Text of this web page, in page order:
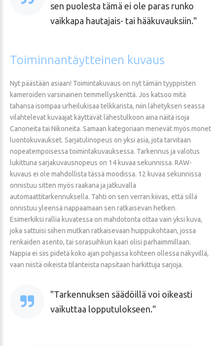
sen puolesta tämä ei ole paras runko
vaikkapa hautajais- tai hääkuvauksiin.
Toiminnantäytteinen kuvaus
Nyt päästään asiaan! Toimintakuvaus on nyt tämän tyyppisten
kameroiden varsinainen temmellyskenttä. Jos katsoo mitä
tahansa isompaa urheilukisaa telkkarista, niin lähetyksen seassa
vilahtelevat kuvaajat käyttävät lähestulkoon aina näitä isoja
Canoneita tai Nikoneita. Samaan kategoriaan menevät myös monet
luontokuvaukset. Sarjatulinopeus on yksi asia, jota tarvitaan
nopeatempoisessa toimintakuvauksessa. Tarkennus ja valotus
lukittuna sarjakuvausnopeus on 14 kuvaa sekunnissa. RAW-
kuvaus ei ole mahdollista tässä moodissa. 12 kuvaa sekunnissa
onnistuu sitten myös raakana ja jatkuvalla
automaattitarkennuksella. Tahti on sen verran kiivas, että sillä
onnistuu yleensä nappaamaan sen ratkaisevan hetken.
Esimerkiksi rallia kuvatessa on mahdotonta ottaa vain yksi kuva,
joka sattuisi siihen mutkan ratkaisevaan huippukohtaan, jossa
renkaiden asento, tai sorasuihkun kaari olisi parhaimmillaan.
Nappia ei siis pidetä koko ajan pohjassa kohteen ollessa näkyvillä,
vaan niistä oikeista tilanteista napsitaan harkittuja sarjoja.
Tarkennuksen säädöillä voi oikeasti
vaikuttaa lopputulokseen.